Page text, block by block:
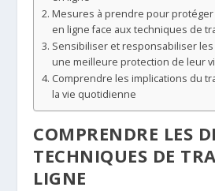
Mesures à prendre pour protéger
en ligne face aux techniques de
Sensibiliser et responsabiliser
une meilleure protection de leur
Comprendre les implications du
la vie quotidienne
COMPRENDRE LES
TECHNIQUES DE
LIGNE